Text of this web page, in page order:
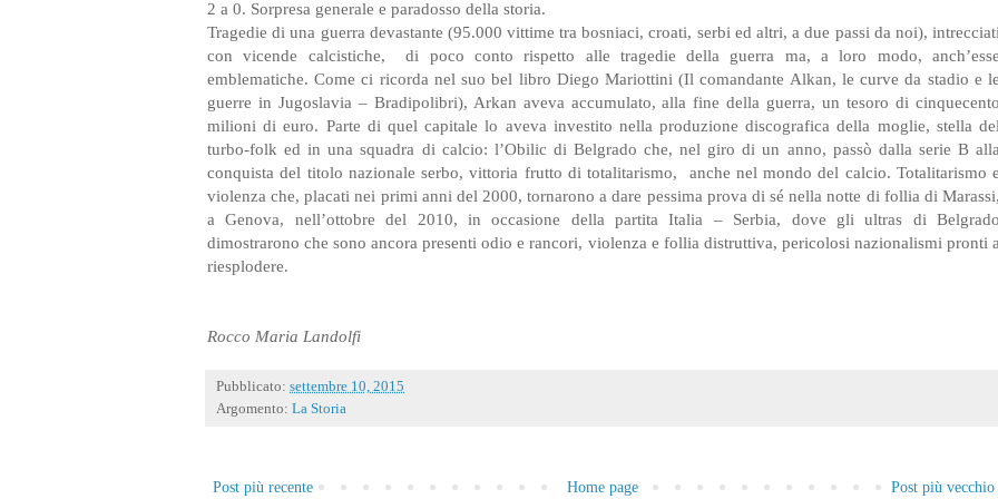
2 a 0. Sorpresa generale e paradosso della storia.
Tragedie di una guerra devastante (95.000 vittime tra bosniaci, croati, serbi ed altri, a due passi da noi), intrecciati
con vicende calcistiche,
di poco conto rispetto alle tragedie della guerra ma, a loro modo, anch’esse
emblematiche. Come ci ricorda nel suo bel libro Diego Mariottini (Il comandante Alkan, le curve da stadio e le
guerre in Jugoslavia – Bradipolibri), Arkan aveva accumulato, alla fine della guerra, un tesoro di cinquecento
milioni di euro. Parte di quel capitale lo aveva investito nella produzione discografica della moglie, stella del
turbo-folk ed in una squadra di calcio: l’Obilic di Belgrado che, nel giro di un anno, passò dalla serie B alla
conquista del titolo nazionale serbo, vittoria frutto di totalitarismo,
anche nel mondo del calcio. Totalitarismo e
violenza che, placati nei primi anni del 2000, tornarono a dare pessima prova di sé nella notte di follia di Marassi,
a Genova, nell’ottobre del 2010, in occasione della partita Italia – Serbia, dove gli ultras di Belgrado
dimostrarono che sono ancora presenti odio e rancori, violenza e follia distruttiva, pericolosi nazionalismi pronti a
riesplodere.
Rocco Maria Landolfi
Pubblicato: settembre 10, 2015
Argomento: La Storia
Post più recente Post più vecchio
Home page